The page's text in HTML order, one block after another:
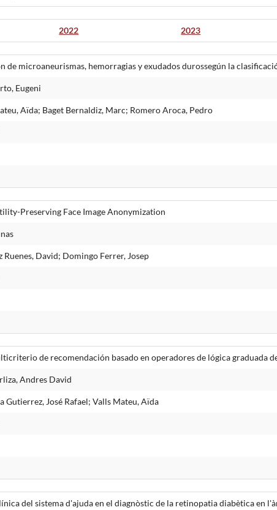
2022 2023
de microaneurismas, hemorragias y exudados durossegún la
Eugeni
Aïda; Baget Bernaldiz, Marc; Romero Aroca, Pedro
Preserving Face Image Anonymization
Ruenes, David; Domingo Ferrer, Josep
de recomendación basado en operadores de lógica graduada
Andres David
Gutierrez, José Rafael; Valls Mateu, Aïda
del sistema d'ajuda en el diagnòstic de la retinopatia diabètica en